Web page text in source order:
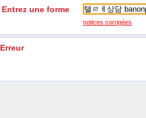
Entrez une forme
notices corrigées
Erreur